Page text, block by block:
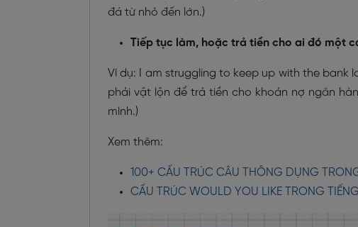
đá từ nhỏ đến lớn.)
Tiếp tục làm, hoặc trả tiền cho ai đó một
Ví dụ: I am struggling to keep up with the bank
phải vật lộn để trả tiền cho khoản nợ ngân
mình.)
Xem thêm:
100+ CẤU TRÚC CÂU THÔNG DỤNG
CẤU TRÚC WOULD YOU LIKE TRONG